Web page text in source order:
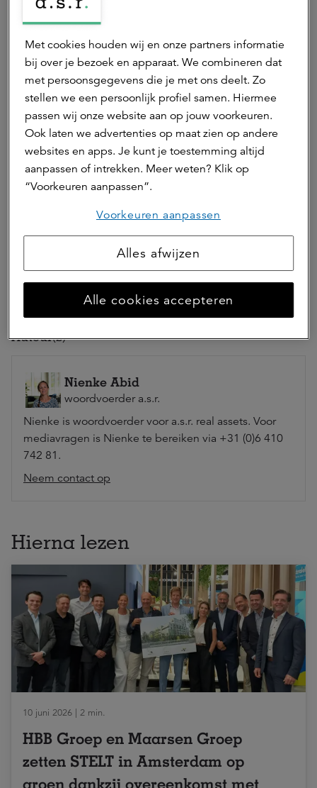
prospectus van de genoemde fondsen voordat u
een beleggingsbeslissing neemt. Bij de
beslissing om in de gepromote fondsen te
beleggen moet rekening worden gehouden met
alle kenmerken en doelstellingen van de
gepromote fondsen, zoals beschreven in het
prospectus van het betreffende fonds. Het
prospectus en nadere informatie over de
duurzaamheidsaspecten van de gepromote
fondsen vind u hier:
https://asrrealestate.nl/beleggingen .
beleggingsinstellingen en is opgenomen in het
register van de AFM.
Ga naar beleggingen
Auteur(s)
Nienke Abid
woordvoerder a.s.r.
Nienke is woordvoerder voor a.s.r. real assets. Voor
mediavragen is Nienke te bereiken via +31 (0)6 410
742 81.
Neem contact op
Hierna lezen
10 juni 2026 | 2 min.
HBB Groep en Maarsen Groep
zetten STELT in Amsterdam op
groen dankzij overeenkomst met
Met cookies houden wij en onze partners informatie
bij over je bezoek en apparaat. We combineren dat
met persoonsgegevens die je met ons deelt. Zo
stellen we een persoonlijk profiel samen. Hiermee
passen wij onze website aan op jouw voorkeuren.
Ook laten we advertenties op maat zien op andere
websites en apps. Je kunt je toestemming altijd
aanpassen of intrekken. Meer weten? Klik op
“Voorkeuren aanpassen”.
Voorkeuren aanpassen
Alles afwijzen
Alle cookies accepteren